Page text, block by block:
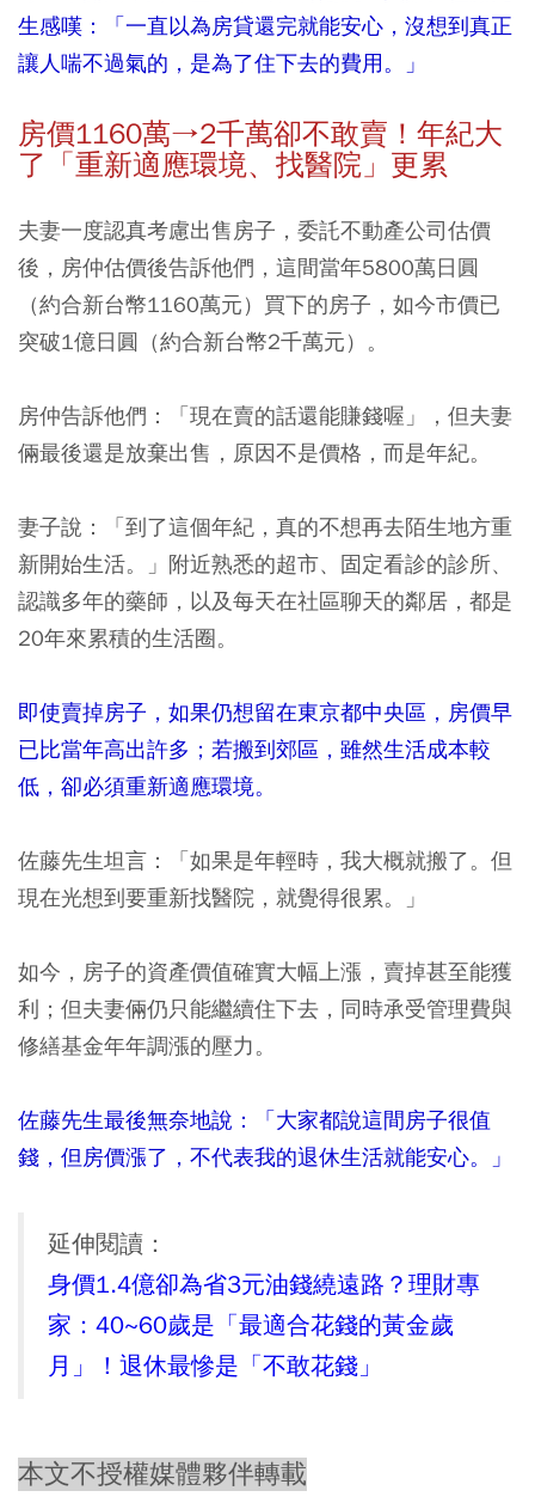
生感嘆：「一直以為房貸還完就能安心，沒想到真正
讓人喘不過氣的，是為了住下去的費用。」
房價1160萬→2千萬卻不敢賣！年紀大
了「重新適應環境、找醫院」更累
夫妻一度認真考慮出售房子，委託不動產公司估價
後，房仲估價後告訴他們，這間當年5800萬日圓
（約合新台幣1160萬元）買下的房子，如今市價已
突破1億日圓（約合新台幣2千萬元）。
房仲告訴他們：「現在賣的話還能賺錢喔」，但夫妻
倆最後還是放棄出售，原因不是價格，而是年紀。
妻子說：「到了這個年紀，真的不想再去陌生地方重
新開始生活。」附近熟悉的超市、固定看診的診所、
認識多年的藥師，以及每天在社區聊天的鄰居，都是
20年來累積的生活圈。
即使賣掉房子，如果仍想留在東京都中央區，房價早
已比當年高出許多；若搬到郊區，雖然生活成本較
低，卻必須重新適應環境。
佐藤先生坦言：「如果是年輕時，我大概就搬了。但
現在光想到要重新找醫院，就覺得很累。」
如今，房子的資產價值確實大幅上漲，賣掉甚至能獲
利；但夫妻倆仍只能繼續住下去，同時承受管理費與
修繕基金年年調漲的壓力。
佐藤先生最後無奈地說：「大家都說這間房子很值
錢，但房價漲了，不代表我的退休生活就能安心。」
延伸閱讀：
身價1.4億卻為省3元油錢繞遠路？理財專
家：40~60歲是「最適合花錢的黃金歲
月」！退休最慘是「不敢花錢」
本文不授權媒體夥伴轉載